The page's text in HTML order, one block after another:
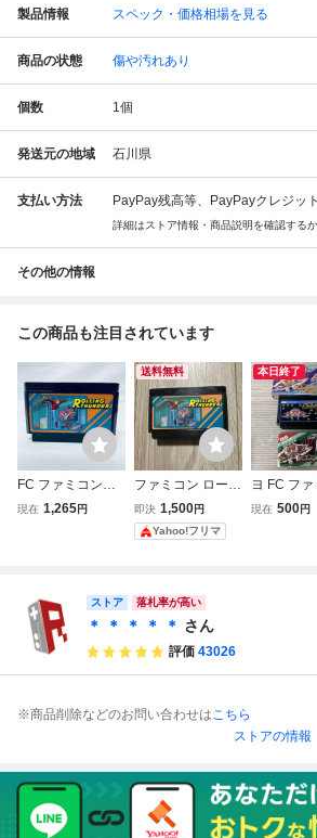
製品情報 スペック・価格相場を見る
商品の状態 傷や汚れあり
個数 1個
発送元の地域 石川県
支払い方法 PayPay残高等、PayPayクレジッ
詳細はストア情報・商品説明を確認する
その他の情報
この商品も注目されています
FC ファミコンソ
フト ローリングサ
現在 1,265円
送料無料
ファミコン ローリ
ングサンダー
即決 1,500円
Yahoo!フリマ
本日終了
ヨ FC ファ
ギャラガ
現在 500円
ストア 落札率が高い
＊ ＊ ＊ ＊ ＊ さん
評価 43026
※商品削除などのお問い合わせはこちら
ストアの情報